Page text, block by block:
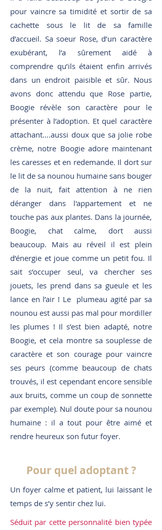
pour vaincre sa timidité et sortir de sa
cachette sous le lit de sa famille
d’accueil. Sa soeur Rose, d’un caractère
exubérant, l’a sûrement aidé à
comprendre qu’ils étaient enfin arrivés
dans un endroit paisible et sûr. Nous
avons donc attendu que Rose partie,
Boogie révèle son caractère pour le
présenter à l’adoption. Et quel caractère
attachant….aussi doux que sa jolie robe
crème, notre Boogie adore maintenant
les caresses et en redemande. Il dort sur
le lit de sa nounou humaine sans bouger
de la nuit, fait attention à ne rien
déranger dans l'appartement et ne
touche pas aux plantes. Dans la journée,
Boogie, chat calme, dort aussi
beaucoup. Mais au réveil il est plein
d’énergie et joue comme un petit fou. Il
sait s’occuper seul, va chercher ses
jouets, les prend dans sa gueule et les
lance en l’air ! Le plumeau agité par sa
nounou est aussi pas mal pour mordiller
les plumes ! Il s’est bien adapté, notre
Boogie, et cela montre sa souplesse de
caractère et son courage pour vaincre
ses peurs (comme beaucoup de chats
trouvés, il est cependant encore sensible
aux bruits, comme un coup de sonnette
par exemple). Nul doute pour sa nounou
humaine : il a tout pour être aimé et
rendre heureux son futur foyer.
Pour quel adoptant ?
Un foyer calme et patient, lui laissant le
temps de s’y sentir chez lui.
Séduit par cette personnalité bien typée